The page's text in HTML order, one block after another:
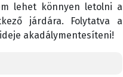
lehet könnyen letolni a
járdára. Folytatva a
akadálymentesíteni!